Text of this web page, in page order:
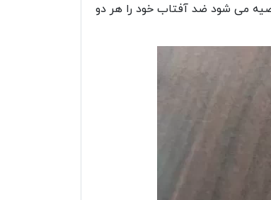
می شود ضد آفتاب خود را هر دو